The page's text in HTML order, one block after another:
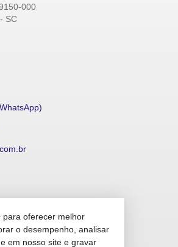
000
SC
para oferecer melhor
o desempenho, analisar
em nosso site e gravar